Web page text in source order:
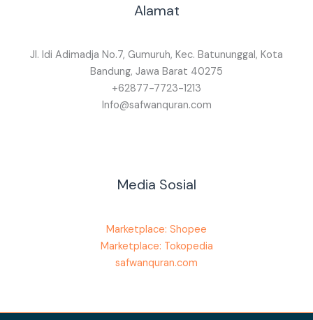
Alamat
Jl. Idi Adimadja No.7, Gumuruh, Kec. Batununggal, Kota
Bandung, Jawa Barat 40275
+62877-7723-1213
Info@safwanquran.com
Media Sosial
Marketplace: Shopee
Marketplace: Tokopedia
safwanquran.com